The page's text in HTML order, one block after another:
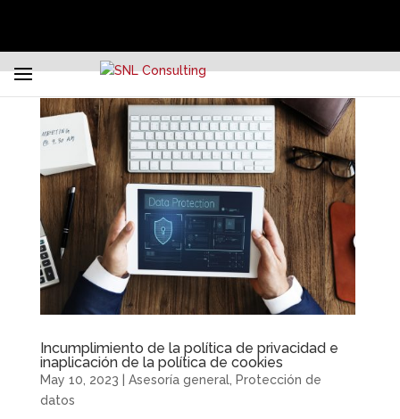
Incumplimiento de la política de privacidad e
inaplicación de la política de cookies
May 10, 2023 Asesoría general, Protección de
datos